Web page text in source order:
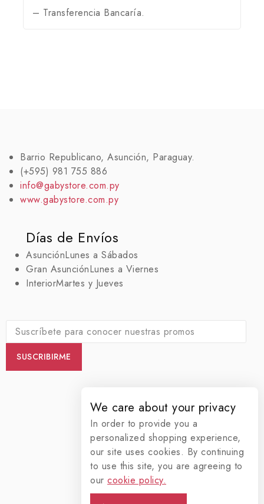
– Transferencia Bancaría.
Barrio Republicano, Asunción, Paraguay.
(+595) 981 755 886
info@gabystore.com.py
www.gabystore.com.py
Días de Envíos
AsunciónLunes a Sábados
Gran AsunciónLunes a Viernes
InteriorMartes y Jueves
We care about your privacy
In order to provide you a
personalized shopping experience,
our site uses cookies. By continuing
to use this site, you are agreeing to
our cookie policy.